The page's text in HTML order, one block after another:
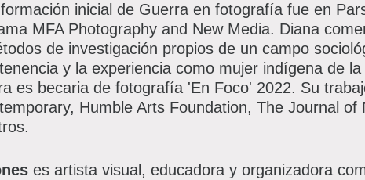
inicial de Guerra en fotografía fue en
MFA Photography and New Media. Diana
de investigación propios de un campo
y la experiencia como mujer indígena de
es becaria de fotografía 'En Foco' 2022. Su
Humble Arts Foundation, The Journal of
es artista visual, educadora y organizadora